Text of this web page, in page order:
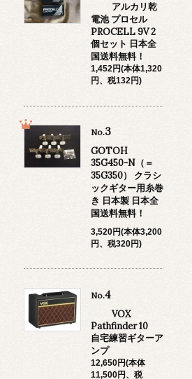
アルカリ乾
電池 プロセル
PROCELL 9V 2
個セット 日本全
国送料無料！
1,452円(本体1,320
円、税132円)
No.3
GOTOH
35G450-N（＝
35G350） クラシ
ックギター用糸巻
き 日本製 日本全
国送料無料！
3,520円(本体3,200
円、税320円)
No.4
VOX
Pathfinder 10
自宅練習ギターア
ンプ
12,650円(本体
11,500円、税